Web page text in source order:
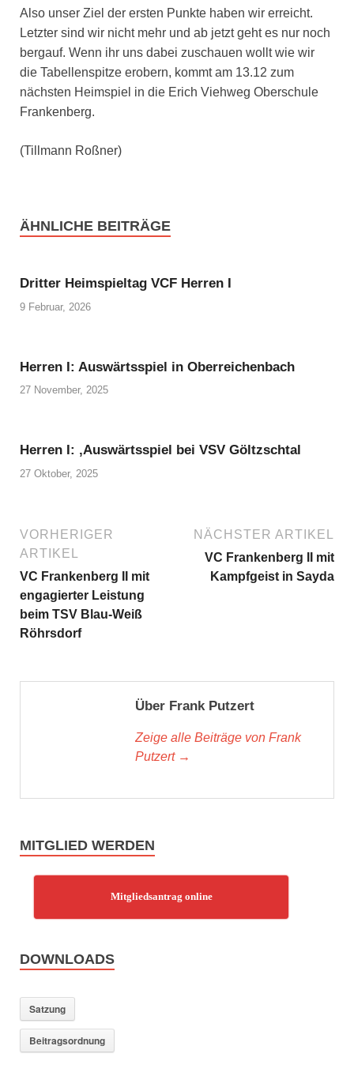
Also unser Ziel der ers­ten Punk­te haben wir erreicht.
Letz­ter sind wir nicht mehr und ab jetzt geht es nur noch
berg­auf. Wenn ihr uns dabei zuschau­en wollt wie wir
die Tabel­len­spit­ze erobern, kommt am 13.12 zum
nächs­ten Heim­spiel in die Erich Vieh­weg Ober­schu­le
Fran­ken­berg.
(Till­mann Roß­ner)
ÄHNLICHE BEITRÄGE
Dritter Heimspieltag VCF Herren I
9 Februar, 2026
Herren I: Auswärtsspiel in Oberreichenbach
27 November, 2025
Herren I: ‚Auswärtsspiel bei VSV Göltzschtal
27 Oktober, 2025
VORHERIGER
ARTIKEL
VC Frankenberg II mit
engagierter Leistung
beim TSV Blau-Weiß
Röhrsdorf
NÄCHSTER ARTIKEL
VC Frankenberg II mit
Kampfgeist in Sayda
Über Frank Putzert
Zeige alle Beiträge von Frank
Putzert →
MITGLIED WERDEN
Mitgliedsantrag online
DOWNLOADS
Satzung
Beitragsordnung